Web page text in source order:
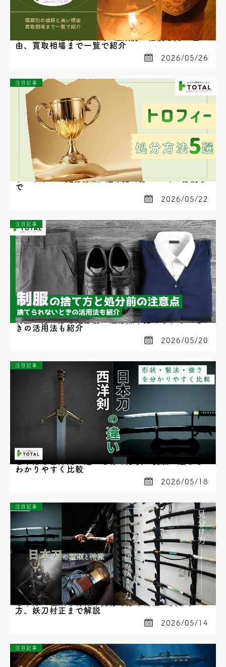
ドンペリの価格はいくら?種類別の値段と高い理
由、買取相場まで一覧で紹介
2026/05/26
注目記事
トロフィーの処分方法5選｜捨て方・ゴミの分別ま
で
2026/05/22
注目記事
制服の捨て方と処分前の注意点｜捨てられないと
きの活用法も紹介
2026/05/20
注目記事
日本刀と西洋剣の違いとは？形状・製法・強さを
わかりやすく比較
2026/05/18
注目記事
日本刀の種類と特徴｜見分け方や価値の決まり
方、妖刀村正まで解説
2026/05/14
注目記事